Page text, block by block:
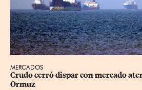
MERCADOS
Crudo cerró dispar con mercado
Ormuz